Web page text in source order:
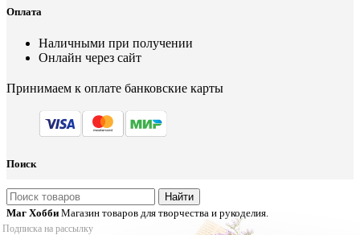
Оплата
Наличными при получении
Онлайн через сайт
Принимаем к оплате банковские карты
Поиск
Найти
Маг Хобби Магазин товаров для творчества и рукоделия.
Подписка на рассылку